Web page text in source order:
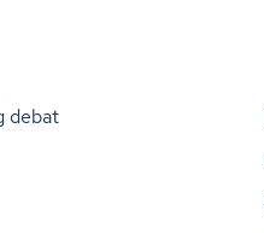
debat